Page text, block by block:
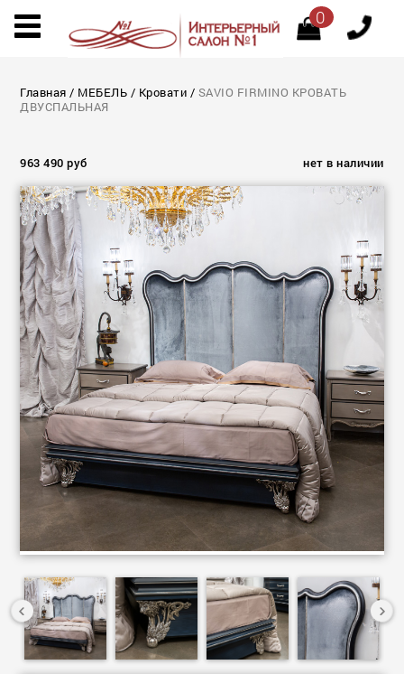
0
Главная / МЕБЕЛЬ / Кровати / SAVIO FIRMINO КРОВАТЬ
ДВУСПАЛЬНАЯ
963 490 руб нет в наличии